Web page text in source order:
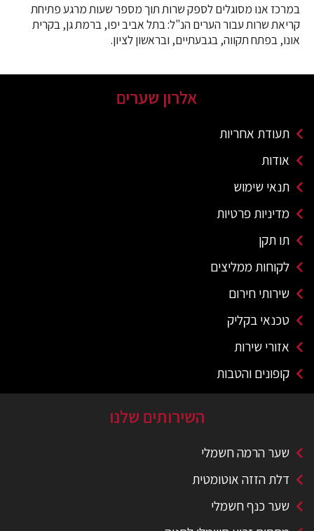
במרכז אנו מסוגלים לספק שרות תוך מספר שעות מרגע פתיחת
קריאת שרות עבור הערים הנ"ל: בתל אביב יפו, ברמת גן, בקרית
אונו, בפתח תקווה, בגבעתיים, ובראשון לציון.
אלרון שערים
תעודת אחריות
אודות
תנאי שימוש
מדיניות פרטיות
תו תקן
לקוחות ממליצים
שירותי חירום
טכנאי בקליק
אזורי שירות
קופונים והטבות
השירותים שלנו
שער הרמה חשמלי
דלת הזזה אוטומטית
שער כנף חשמלי